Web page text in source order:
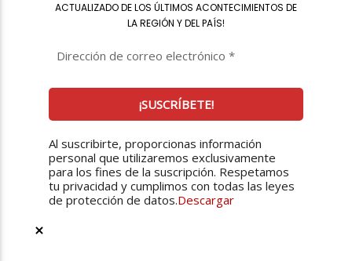
ACTUALIZADO DE LOS ÚLTIMOS ACONTECIMIENTOS DE
LA REGIÓN Y DEL PAÍS!
Al suscribirte, proporcionas información
personal que utilizaremos exclusivamente
para los fines de la suscripción. Respetamos
tu privacidad y cumplimos con todas las leyes
de protección de datos.Descargar